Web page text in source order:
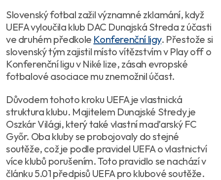
Slovenský fotbal zažil významné zklamání, když
UEFA vyloučila klub DAC Dunajská Streda z účasti
ve druhém předkole Konferenční ligy. Přestože si
slovenský tým zajistil místo vítězstvím v Play off o
Konferenční ligu v Niké lize, zásah evropské
fotbalové asociace mu znemožnil účast.
Důvodem tohoto kroku UEFA je vlastnická
struktura klubu. Majitelem Dunajské Stredy je
Oszkár Világi, který také vlastní maďarský FC
Győr. Oba kluby se probojovaly do stejné
soutěže, což je podle pravidel UEFA o vlastnictví
více klubů porušením. Toto pravidlo se nachází v
článku 5.01 předpisů UEFA pro klubové soutěže.